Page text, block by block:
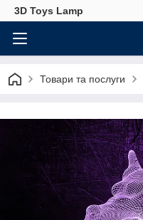
3D Toys Lamp
Товари та послуги